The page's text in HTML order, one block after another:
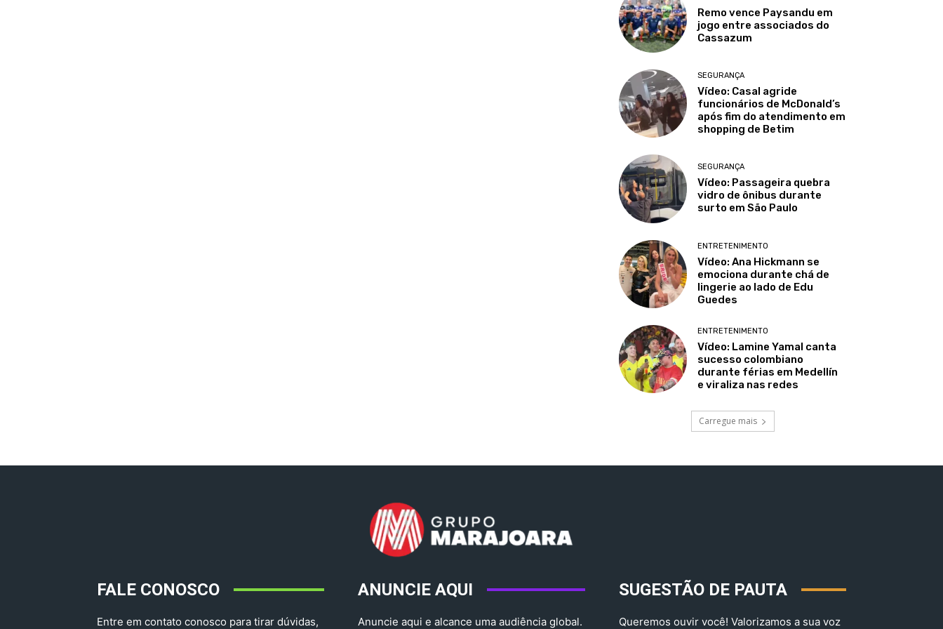
Remo vence Paysandu em
jogo entre associados do
Cassazum
SEGURANÇA
Vídeo: Casal agride
funcionários de McDonald’s
após fim do atendimento em
shopping de Betim
SEGURANÇA
Vídeo: Passageira quebra
vidro de ônibus durante
surto em São Paulo
ENTRETENIMENTO
Vídeo: Ana Hickmann se
emociona durante chá de
lingerie ao lado de Edu
Guedes
ENTRETENIMENTO
Vídeo: Lamine Yamal canta
sucesso colombiano
durante férias em Medellín
e viraliza nas redes
Carregue mais
FALE CONOSCO
Entre em contato conosco para tirar dúvidas,
ANUNCIE AQUI
Anuncie aqui e alcance uma audiência global.
SUGESTÃO DE PAUTA
Queremos ouvir você! Valorizamos a sua voz